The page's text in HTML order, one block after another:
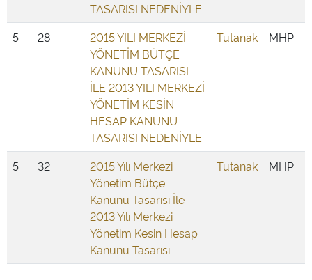
TASARISI NEDENİYLE
5 28
2015 YILI MERKEZİ
YÖNETİM BÜTÇE
KANUNU TASARISI
İLE 2013 YILI MERKEZİ
YÖNETİM KESİN
HESAP KANUNU
TASARISI NEDENİYLE
Tutanak MHP
5 32
2015 Yılı Merkezi
Yönetim Bütçe
Kanunu Tasarısı İle
2013 Yılı Merkezi
Yönetim Kesin Hesap
Kanunu Tasarısı
Tutanak MHP